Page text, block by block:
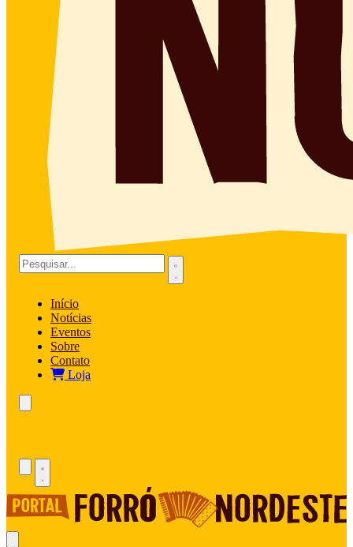
Início
Notícias
Eventos
Sobre
Contato
Loja